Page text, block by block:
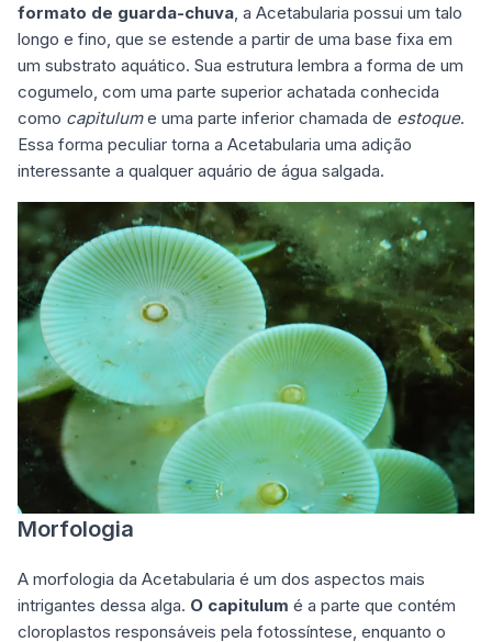
formato de guarda-chuva, a Acetabularia possui um talo
longo e fino, que se estende a partir de uma base fixa em
um substrato aquático. Sua estrutura lembra a forma de um
cogumelo, com uma parte superior achatada conhecida
como capitulume uma parte inferior chamada de estoque.
Essa forma peculiar torna a Acetabularia uma adição
interessante a qualquer aquário de água salgada.
Morfologia
A morfologia da Acetabularia é um dos aspectos mais
intrigantes dessa alga. O capitulum é a parte que contém
cloroplastos responsáveis pela fotossíntese, enquanto o